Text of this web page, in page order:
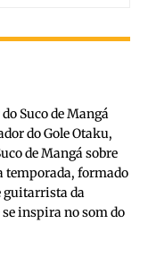
Suco de Mangá
do Gole Otaku,
de Mangá sobre
temporada, formado
guitarrista da
inspira no som do